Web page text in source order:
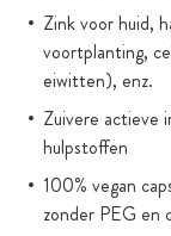
Zink voor huid,
voortplanting,
eiwitten), enz.
Zuivere actieve
hulpstoffen
100% vegan
zonder PEG en